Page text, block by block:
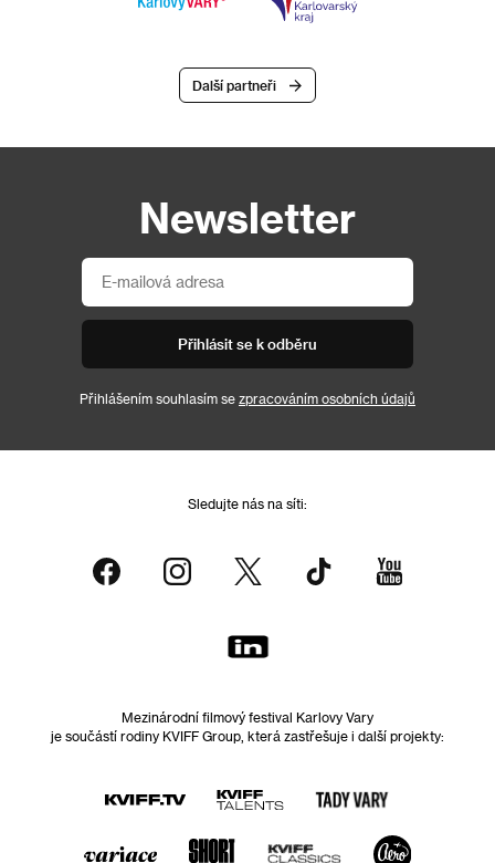
Další partneři
Newsletter
Přihlásit se k odběru
Přihlášením souhlasím se zpracováním osobních údajů
Sledujte nás na síti:
Mezinárodní filmový festival Karlovy Vary
je součástí rodiny KVIFF Group, která zastřešuje i další projekty: